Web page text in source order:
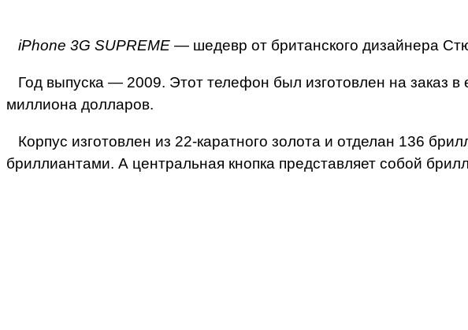
iPhone 3G SUPREME — шедевр от британского дизайнера
Год выпуска — 2009. Этот телефон был изготовлен на заказ
миллиона долларов.
Корпус изготовлен из 22-каратного золота и отделан 136
бриллиантами. А центральная кнопка представляет собой